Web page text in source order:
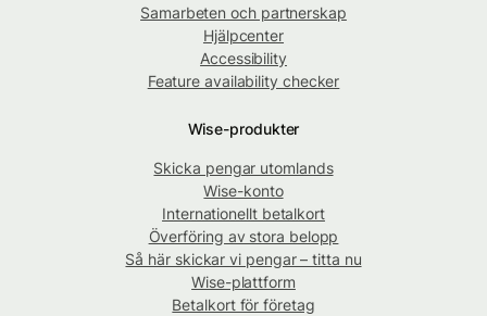
Samarbeten och partnerskap
Hjälpcenter
Accessibility
Feature availability checker
Wise-produkter
Skicka pengar utomlands
Wise-konto
Internationellt betalkort
Överföring av stora belopp
Så här skickar vi pengar – titta nu
Wise-plattform
Betalkort för företag